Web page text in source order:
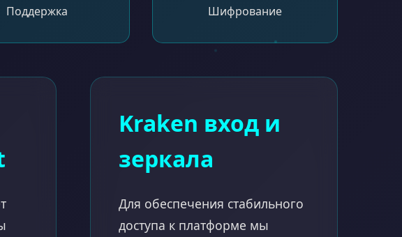
Поддержка Шифрование
Kraken вход и
зеркала
Для обеспечения стабильного
доступа к платформе мы